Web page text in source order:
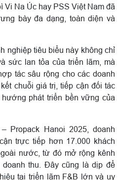
Vi Na Úc hay PSS Việt Nam đã
bày đa dạng, toàn diện và
nghiệp tiêu biểu này không chỉ
sức lan tỏa của triển lãm, mà
tác sâu rộng cho các doanh
chuỗi giá trị, tiếp cận đối tác
phát triển bền vững của
Propack Hanoi 2025, doanh
trực tiếp hơn 17.000 khách
nước, từ đó mở rộng kênh
thu. Đây cũng là dịp để
tại triển lãm F&B lớn và uy